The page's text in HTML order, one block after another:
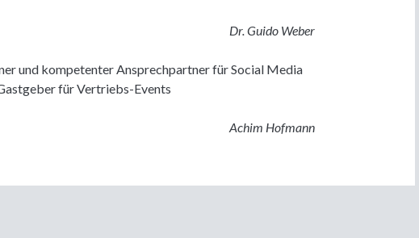
Dr. Guido Weber
und kompetenter Ansprechpartner für Social Media
für Vertriebs-Events
Achim Hofmann